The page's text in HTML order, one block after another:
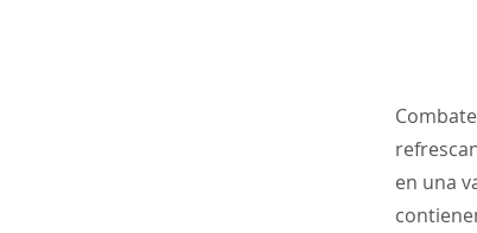
en una